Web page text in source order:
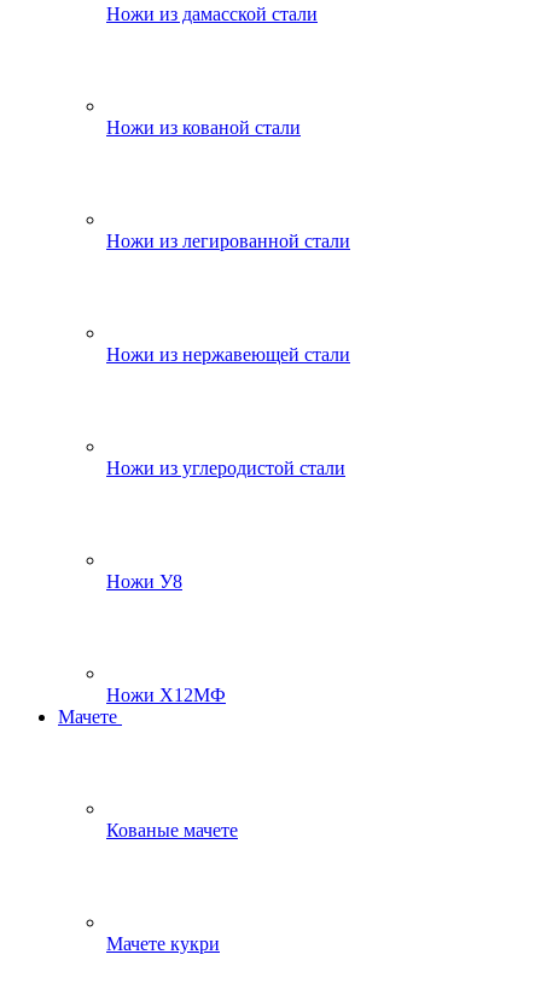
Ножи из дамасской стали
Ножи из кованой стали
Ножи из легированной стали
Ножи из нержавеющей стали
Ножи из углеродистой стали
Ножи У8
Ножи Х12МФ
Мачете
Кованые мачете
Мачете кукри